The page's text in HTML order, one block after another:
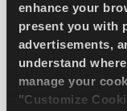
enhance your
present you with
advertisements,
understand
manage your
"Customize